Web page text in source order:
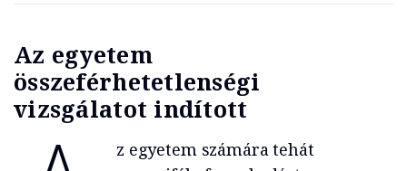
Az egyetem
összeférhetetlenségi
vizsgálatot indított
z egyetem számára tehát